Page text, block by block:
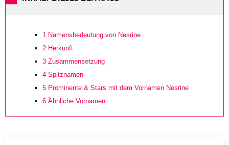
1 Namensbedeutung von Nesrine
2 Herkunft
3 Zusammensetzung
4 Spitznamen
5 Prominente & Stars mit dem Vornamen Nesrine
6 Ähnliche Vornamen